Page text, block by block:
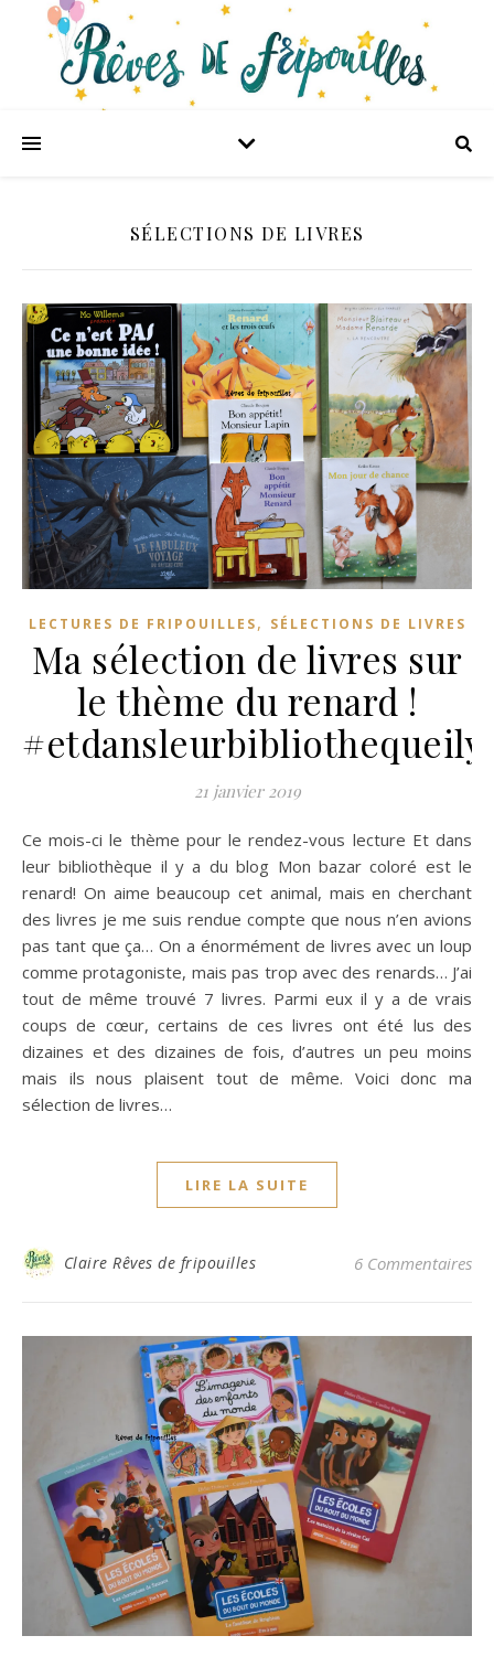
SÉLECTIONS DE LIVRES
LECTURES DE FRIPOUILLES, SÉLECTIONS DE LIVRES
Ma sélection de livres sur
le thème du renard !
21 janvier 2019
Ce mois-ci le thème pour le rendez-vous lecture Et dans
leur bibliothèque il y a du blog Mon bazar coloré est le
renard! On aime beaucoup cet animal, mais en cherchant
des livres je me suis rendue compte que nous n’en avions
pas tant que ça… On a énormément de livres avec un loup
comme protagoniste, mais pas trop avec des renards… J’ai
tout de même trouvé 7 livres. Parmi eux il y a de vrais
coups de cœur, certains de ces livres ont été lus des
dizaines et des dizaines de fois, d’autres un peu moins
mais ils nous plaisent tout de même. Voici donc ma
sélection de livres…
LIRE LA SUITE
Claire Rêves de fripouilles 6 Commentaires